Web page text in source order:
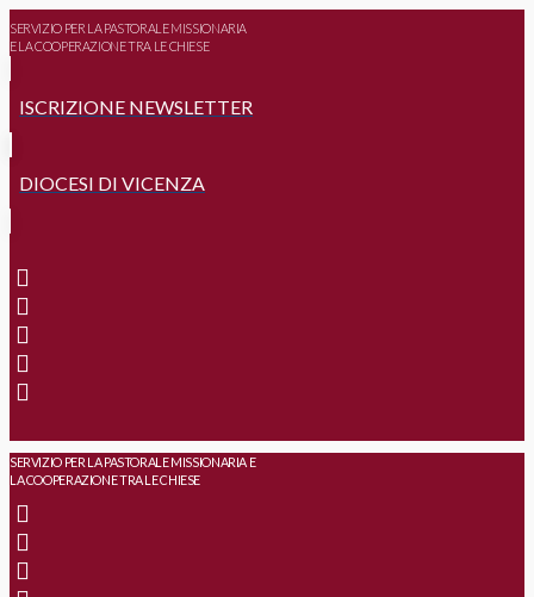
SERVIZIO PER LA PASTORALE MISSIONARIA
E LA COOPERAZIONE TRA LE CHIESE
ISCRIZIONE NEWSLETTER
DIOCESI DI VICENZA
SERVIZIO PER LA PASTORALE MISSIONARIA E
LA COOPERAZIONE TRA LE CHIESE